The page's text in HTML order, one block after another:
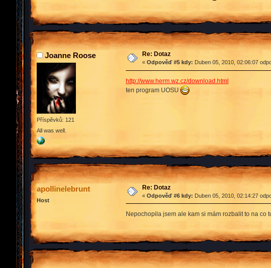
Joanne Roose
Příspěvků: 121
All was well.
Re: Dotaz
« Odpověď #5 kdy: Duben 05, 2010, 02:06:07
http://www.herm.wz.cz/download.html
ten program UOSU
apollinelebrunt
Host
Re: Dotaz
« Odpověď #6 kdy: Duben 05, 2010, 02:14:27
Nepochopila jsem ale kam si mám rozbalit to na co